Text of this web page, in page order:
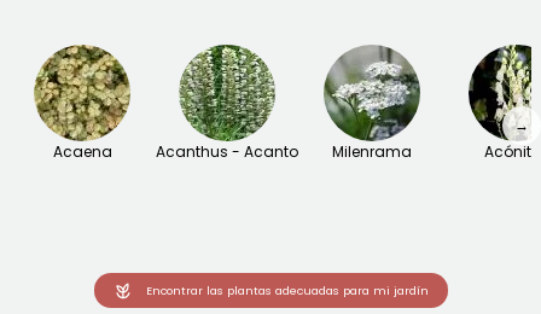
Acaena Acanthus - Acanto Milenrama
→
Encontrar las plantas adecuadas para mi jardín